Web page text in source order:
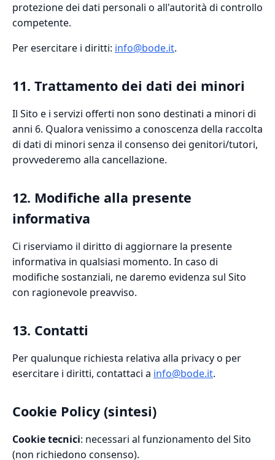
protezione dei dati personali o all'autorità di controllo
competente.
Per esercitare i diritti: info@bode.it.
11. Trattamento dei dati dei minori
Il Sito e i servizi offerti non sono destinati a minori di
anni 6. Qualora venissimo a conoscenza della raccolta
di dati di minori senza il consenso dei genitori/tutori,
provvederemo alla cancellazione.
12. Modifiche alla presente
informativa
Ci riserviamo il diritto di aggiornare la presente
informativa in qualsiasi momento. In caso di
modifiche sostanziali, ne daremo evidenza sul Sito
con ragionevole preavviso.
13. Contatti
Per qualunque richiesta relativa alla privacy o per
esercitare i diritti, contattaci a info@bode.it.
Cookie Policy (sintesi)
Cookie tecnici: necessari al funzionamento del Sito
(non richiedono consenso).